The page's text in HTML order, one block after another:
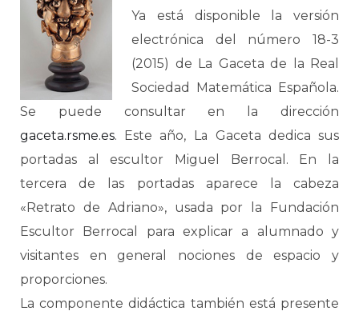
Ya está disponible la versión
electrónica del número 18-3
(2015) de La Gaceta de la Real
Sociedad Matemática Española.
Se puede consultar en la dirección
gaceta.rsme.es. Este año, La Gaceta dedica sus
portadas al escultor Miguel Berrocal. En la
tercera de las portadas aparece la cabeza
«Retrato de Adriano», usada por la Fundación
Escultor Berrocal para explicar a alumnado y
visitantes en general nociones de espacio y
proporciones.
La componente didáctica también está presente